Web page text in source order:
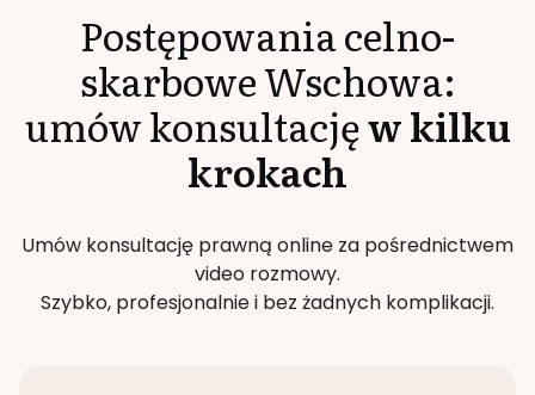
Postępowania celno-
skarboweWschowa:
umów konsultacjęw kilku
krokach
Umów konsultację prawną online za pośrednictwem
video rozmowy.
Szybko, profesjonalnie i bez żadnych komplikacji.